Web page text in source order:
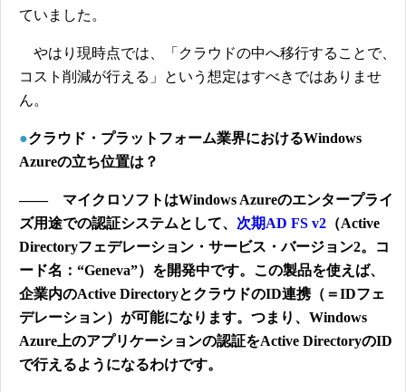
ていました。
やはり現時点では、「クラウドの中へ移行することで、
コスト削減が行える」という想定はすべきではありませ
ん。
●クラウド・プラットフォーム業界におけるWindows
Azureの立ち位置は？
―― マイクロソフトはWindows Azureのエンタープライ
ズ用途での認証システムとして、 次期AD FS v2 （Active
Directoryフェデレーション・サービス・バージョン2。コ
ード名：“Geneva”）を開発中です。この製品を使えば、
企業内のActive DirectoryとクラウドのID連携（＝IDフェ
デレーション）が可能になります。つまり、Windows
Azure上のアプリケーションの認証をActive DirectoryのID
で行えるようになるわけです。